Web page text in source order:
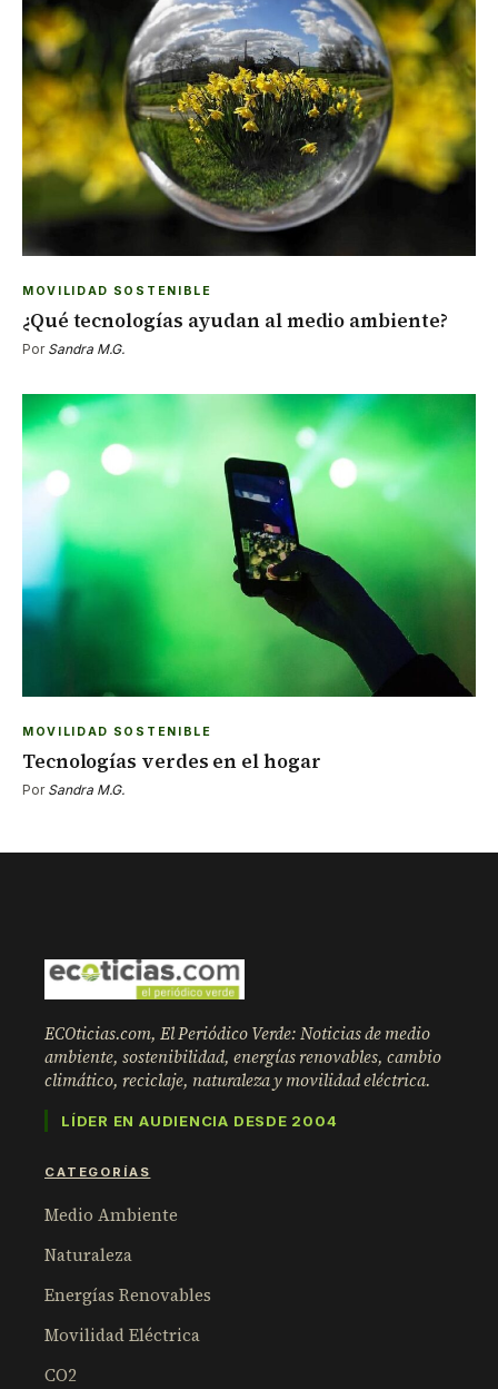
MOVILIDAD SOSTENIBLE
¿Qué tecnologías ayudan al medio ambiente?
Por Sandra M.G.
MOVILIDAD SOSTENIBLE
Tecnologías verdes en el hogar
Por Sandra M.G.
ECOticias.com, El Periódico Verde: Noticias de medio
ambiente, sostenibilidad, energías renovables, cambio
climático, reciclaje, naturaleza y movilidad eléctrica.
LÍDER EN AUDIENCIA DESDE 2004
CATEGORÍAS
Medio Ambiente
Naturaleza
Energías Renovables
Movilidad Eléctrica
CO2